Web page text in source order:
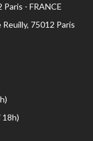
- FRANCE
75012 Paris
18h)